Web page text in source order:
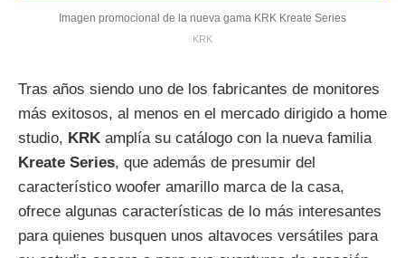
Imagen promocional de la nueva gama KRK Kreate Series
KRK
Tras años siendo uno de los fabricantes de monitores
más exitosos, al menos en el mercado dirigido a home
studio, KRK amplía su catálogo con la nueva familia
Kreate Series, que además de presumir del
característico woofer amarillo marca de la casa,
ofrece algunas características de lo más interesantes
para quienes busquen unos altavoces versátiles para